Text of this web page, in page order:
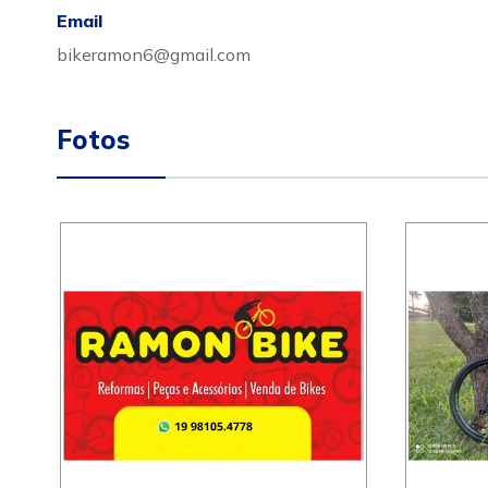
Email
bikeramon6@gmail.com
Fotos